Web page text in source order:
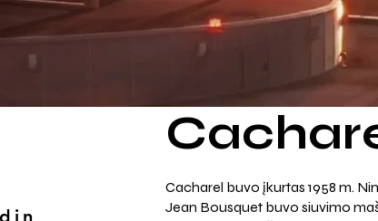
Cacharel buvo įkurtas 1958 m.
Jean Bousquet buvo siuvimo